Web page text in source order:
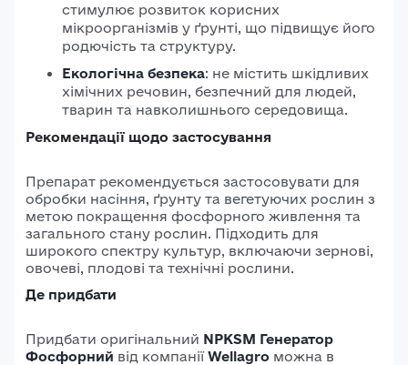
стимулює розвиток корисних
мікроорганізмів у ґрунті, що підвищує його
родючість та структуру.
Екологічна безпека: не містить шкідливих
хімічних речовин, безпечний для людей,
тварин та навколишнього середовища.​
Рекомендації щодо застосування
Препарат рекомендується застосовувати для
обробки насіння, ґрунту та вегетуючих рослин з
метою покращення фосфорного живлення та
загального стану рослин. Підходить для
широкого спектру культур, включаючи зернові,
овочеві, плодові та технічні рослини.​
Де придбати
Придбати оригінальний NPKSM Генератор
Фосфорний від компаніїWellagro можна в